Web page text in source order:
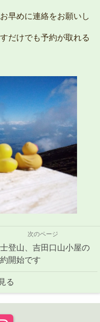
早めに連絡をお願いし
だけでも予約が取れる
次のページ
登山、吉田口山小屋の
開始です
る